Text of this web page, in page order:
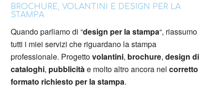
BROCHURE, VOLANTINI E DESIGN PER LA
STAMPA
Quando parliamo di “design per la stampa“, riassumo
tutti i miei servizi che riguardano la stampa
professionale. Progettovolantini, brochure,design di
cataloghi, pubblicitàe molto altro ancora nelcorretto
formato richiesto per la stampa.